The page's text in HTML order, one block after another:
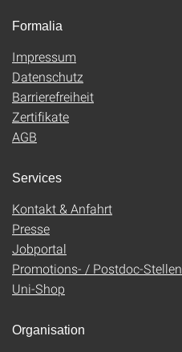
Formalia
Impressum
Datenschutz
Barrierefreiheit
Zertifikate
AGB
Services
Kontakt & Anfahrt
Presse
Jobportal
Promotions- / Postdoc-Stellen
Uni-Shop
Organisation